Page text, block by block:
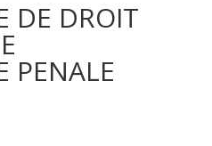
DE DROIT
PENALE